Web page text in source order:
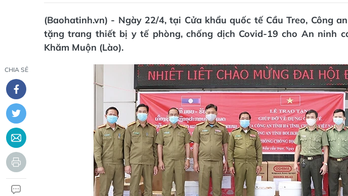
(Baohatinh.vn) - Ngày 22/4, tại Cửa khẩu quốc tế Cầu Treo, Công
tặng trang thiết bị y tế phòng, chống dịch Covid-19 cho An ninh
Khăm Muộn (Lào).
CHIA SẺ